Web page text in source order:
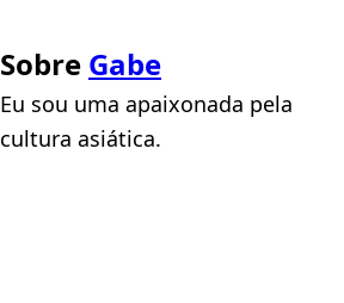
Sobre Gabe
Eu sou uma apaixonada pela
cultura asiática.